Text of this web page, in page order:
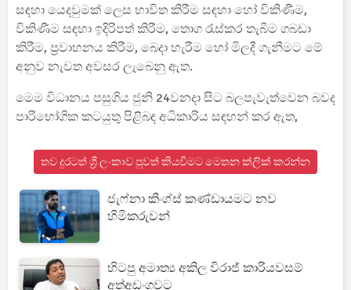
සඳහා යෙදවුමක් ලෙස භාවිත කිරීම සඳහා හෝ විකිණීම,
විකිණීම සඳහා ඉදිරිපත් කිරීම, තොග රැස්කර තැබීම ගබඩා
කිරීම, ප්‍රවාහනය කිරීම, බෙදා හැරීම හෝ මිලදී ගැනීමට මේ
අනුව නැවත අවසර ලැබෙනු ඇත.
මෙම විධානය පසුගිය ජුනි 24වනදා සිට බලපැවැත්වෙන බවද
පාරිභෝගික කටයුතු පිළිබඳ අධිකාරිය සඳහන් කර ඇත,
තව දුරටත් ශ්‍රී ලංකාව පුවත් කියවීමට මෙතන ක්ලික් කරන්න
ජැෆ්නා කිංග්ස් කණ්ඩායමට නව
හිමිකරුවන්
හිටපු අමාත්‍ය අකිල විරාජ් කාරියවසම්
අත්අඩංගුවට